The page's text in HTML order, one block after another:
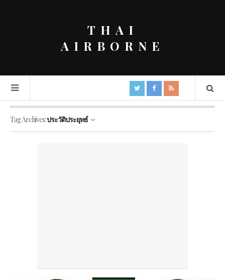
THAI
AIRBORNE
Tag Archives:ประวัติประยุทธ์